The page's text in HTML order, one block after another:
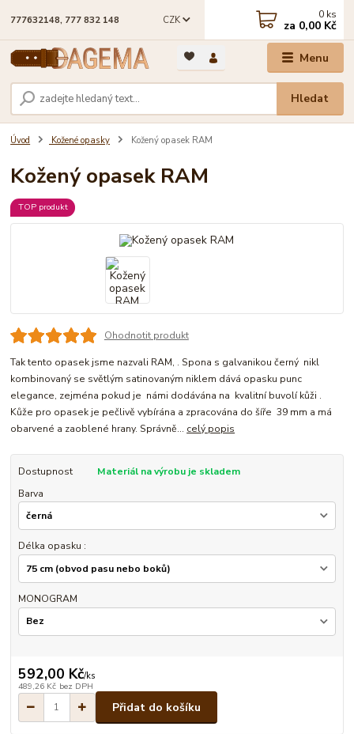
Menu
CZK
Hledat
777632148, 777 832 148 0 ks
za 0,00 Kč
Úvod Kožené opasky Kožený opasek RAM
Kožený opasek RAM
TOP produkt
Ohodnotit produkt
Tak tento opasek jsme nazvali RAM, . Spona s galvanikou černý nikl
kombinovaný se světlým satinovaným niklem dává opasku punc
elegance, zejména pokud je námi dodávána na kvalitní buvolí kůži .
Kůže pro opasek je pečlivě vybírána a zpracována do šíře 39 mm a má
obarvené a zaoblené hrany. Správně... celý popis
Dostupnost
Materiál na výrobu je skladem
Barva
Délka opasku :
MONOGRAM
592,00 Kč/ks
489,26 Kč bez DPH
Přidat do košíku